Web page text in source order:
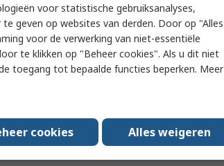
Pick Up Tool
Up Tool
voor statistische gebruiksanalyses,
geven op websites van derden. Door op "Alles
voor de verwerking van niet-essentiële
te klikken op "Beheer cookies". Als u dit niet
toegang tot bepaalde functies beperken. Meer
cookies Alles weigeren